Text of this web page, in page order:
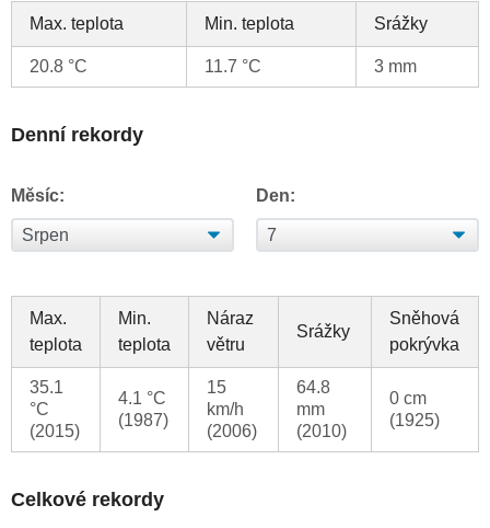
Max. teplota Min. teplota Srážky
20.8 °C 11.7 °C 3 mm
Denní rekordy
Měsíc: Den:
Max.
teplota
Min.
teplota
Náraz
větru
Srážky
Sněhová
pokrývka
35.1
°C
(2015)
4.1 °C
(1987)
15
km/h
(2006)
64.8
mm
(2010)
0 cm
(1925)
Celkové rekordy